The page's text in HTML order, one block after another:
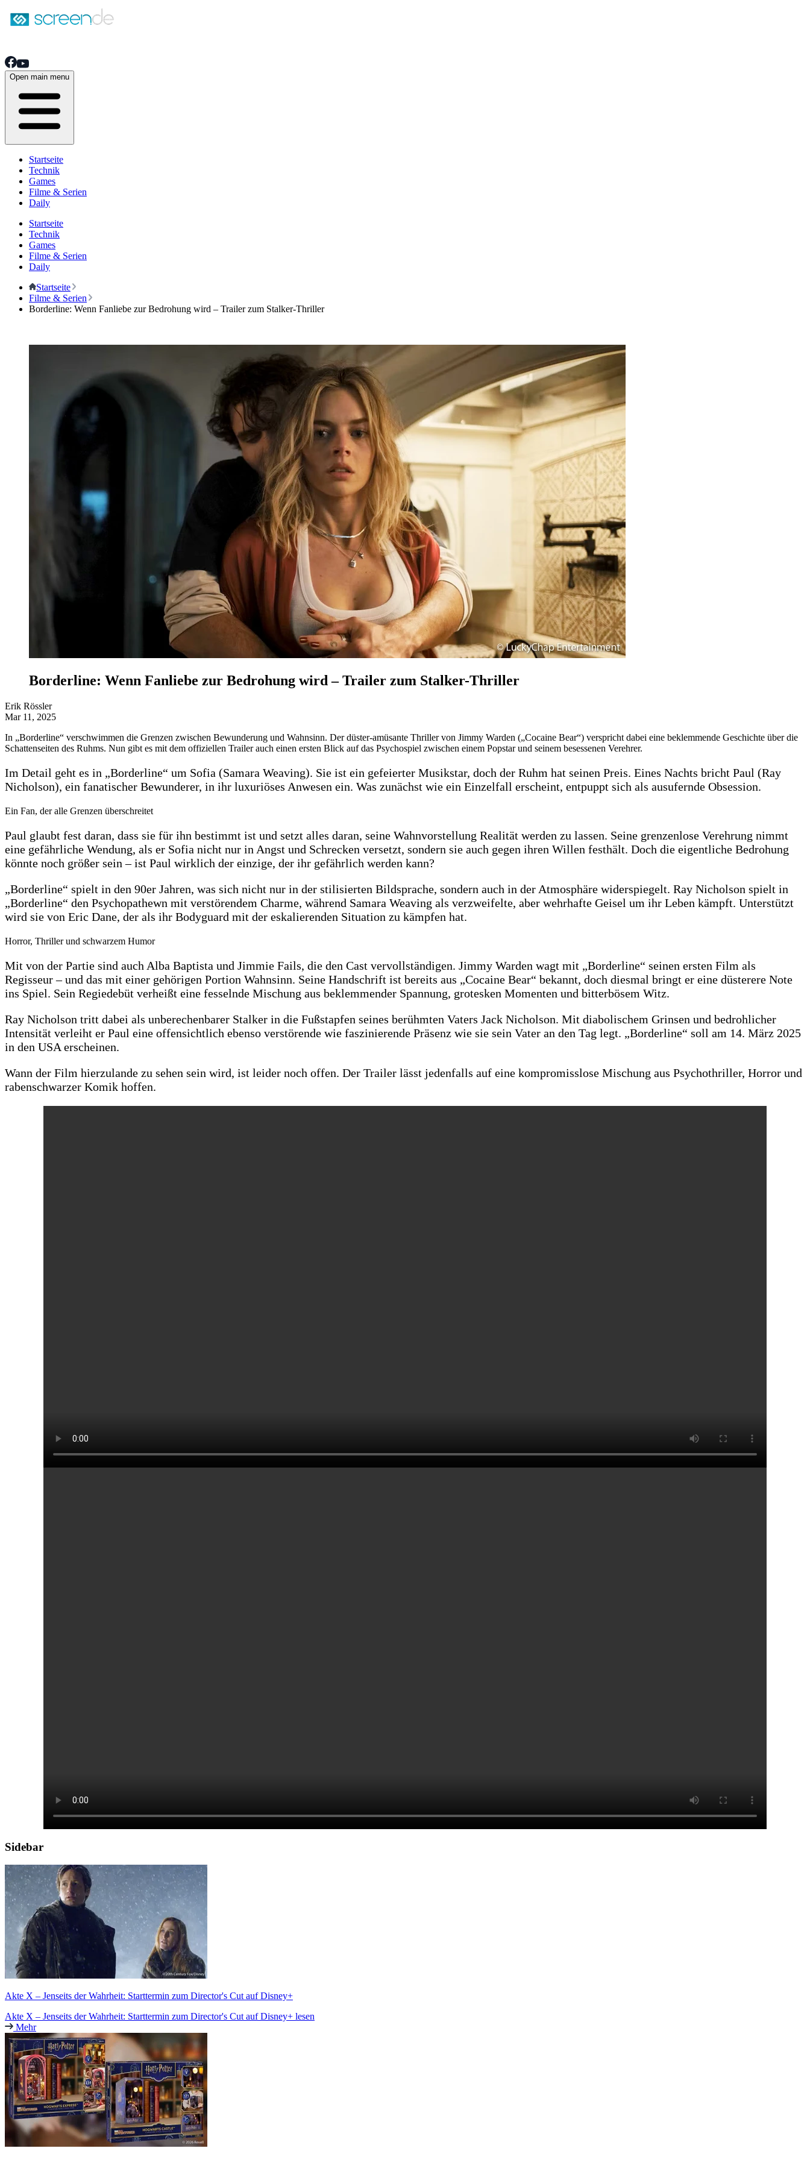
Open main menu
Startseite
Technik
Games
Filme & Serien
Daily
Startseite
Technik
Games
Filme & Serien
Daily
Startseite
Filme & Serien
Borderline: Wenn Fanliebe zur Bedrohung wird – Trailer zum Stalker-Thriller
Borderline: Wenn Fanliebe zur Bedrohung wird – Trailer zum Stalker-Thriller
Erik Rössler
Mar 11, 2025
In „Borderline“ verschwimmen die Grenzen zwischen Bewunderung und Wahnsinn. Der düster-amüsante Thriller von Jimmy Warden („Cocaine Bear“) verspricht dabei eine beklemmende Geschichte über die
Schattenseiten des Ruhms. Nun gibt es mit dem offiziellen Trailer auch einen ersten Blick auf das Psychospiel zwischen einem Popstar und seinem besessenen Verehrer.
Im Detail geht es in „Borderline“ um Sofia (Samara Weaving). Sie ist ein gefeierter Musikstar, doch der Ruhm hat seinen Preis. Eines Nachts bricht Paul (Ray
Nicholson), ein fanatischer Bewunderer, in ihr luxuriöses Anwesen ein. Was zunächst wie ein Einzelfall erscheint, entpuppt sich als ausufernde Obsession.
Ein Fan, der alle Grenzen überschreitet
Paul glaubt fest daran, dass sie für ihn bestimmt ist und setzt alles daran, seine Wahnvorstellung Realität werden zu lassen. Seine grenzenlose Verehrung nimmt
eine gefährliche Wendung, als er Sofia nicht nur in Angst und Schrecken versetzt, sondern sie auch gegen ihren Willen festhält. Doch die eigentliche Bedrohung
könnte noch größer sein – ist Paul wirklich der einzige, der ihr gefährlich werden kann?
„Borderline“ spielt in den 90er Jahren, was sich nicht nur in der stilisierten Bildsprache, sondern auch in der Atmosphäre widerspiegelt. Ray Nicholson spielt in
„Borderline“ den Psychopathewn mit verstörendem Charme, während Samara Weaving als verzweifelte, aber wehrhafte Geisel um ihr Leben kämpft. Unterstützt
wird sie von Eric Dane, der als ihr Bodyguard mit der eskalierenden Situation zu kämpfen hat.
Horror, Thriller und schwarzem Humor
Mit von der Partie sind auch Alba Baptista und Jimmie Fails, die den Cast vervollständigen. Jimmy Warden wagt mit „Borderline“ seinen ersten Film als
Regisseur – und das mit einer gehörigen Portion Wahnsinn. Seine Handschrift ist bereits aus „Cocaine Bear“ bekannt, doch diesmal bringt er eine düsterere Note
ins Spiel. Sein Regiedebüt verheißt eine fesselnde Mischung aus beklemmender Spannung, grotesken Momenten und bitterbösem Witz.
Ray Nicholson tritt dabei als unberechenbarer Stalker in die Fußstapfen seines berühmten Vaters Jack Nicholson. Mit diabolischem Grinsen und bedrohlicher
Intensität verleiht er Paul eine offensichtlich ebenso verstörende wie faszinierende Präsenz wie sie sein Vater an den Tag legt. „Borderline“ soll am 14. März 2025
in den USA erscheinen.
Wann der Film hierzulande zu sehen sein wird, ist leider noch offen. Der Trailer lässt jedenfalls auf eine kompromisslose Mischung aus Psychothriller, Horror und
rabenschwarzer Komik hoffen.
Sidebar
Akte X – Jenseits der Wahrheit: Starttermin zum Director's Cut auf Disney+
Akte X – Jenseits der Wahrheit: Starttermin zum Director's Cut auf Disney+ lesen
Mehr